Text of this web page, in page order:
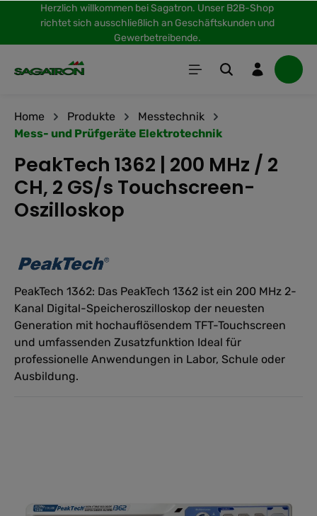
springen
Herzlich willkommen bei Sagatron. Unser B2B-Shop
richtet sich ausschließlich an Geschäftskunden und
Gewerbetreibende.
Home Produkte
Messtechnik
Mess- und Prüfgeräte Elektrotechnik
PeakTech 1362 | 200 MHz / 2
CH, 2 GS/s Touchscreen-
Oszilloskop
PeakTech 1362: Das PeakTech 1362 ist ein 200 MHz 2-
Kanal Digital-Speicheroszilloskop der neuesten
Generation mit hochauflösendem TFT-Touchscreen
und umfassenden Zusatzfunktion Ideal für
professionelle Anwendungen in Labor, Schule oder
Ausbildung.